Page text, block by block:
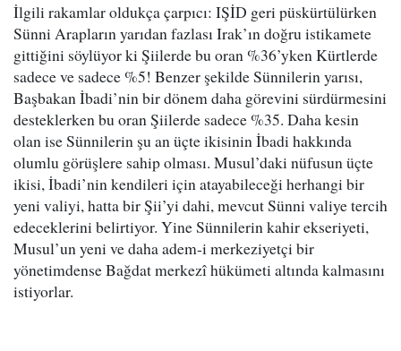
İlgili rakamlar oldukça çarpıcı: IŞİD geri püskürtülürken
Sünni Arapların yarıdan fazlası Irak’ın doğru istikamete
gittiğini söylüyor ki Şiilerde bu oran %36’yken Kürtlerde
sadece ve sadece %5! Benzer şekilde Sünnilerin yarısı,
Başbakan İbadi’nin bir dönem daha görevini sürdürmesini
desteklerken bu oran Şiilerde sadece %35. Daha kesin
olan ise Sünnilerin şu an üçte ikisinin İbadi hakkında
olumlu görüşlere sahip olması. Musul’daki nüfusun üçte
ikisi, İbadi’nin kendileri için atayabileceği herhangi bir
yeni valiyi, hatta bir Şii’yi dahi, mevcut Sünni valiye tercih
edeceklerini belirtiyor. Yine Sünnilerin kahir ekseriyeti,
Musul’un yeni ve daha adem-i merkeziyetçi bir
yönetimdense Bağdat merkezî hükümeti altında kalmasını
istiyorlar.